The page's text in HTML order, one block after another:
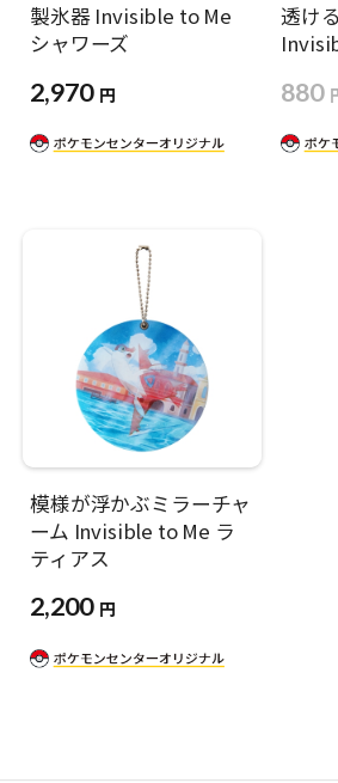
製氷器 Invisible to Me
シャワーズ
2,970 円
透け
880
模様が浮かぶミラーチャ
ーム Invisible to Me ラ
ティアス
2,200 円